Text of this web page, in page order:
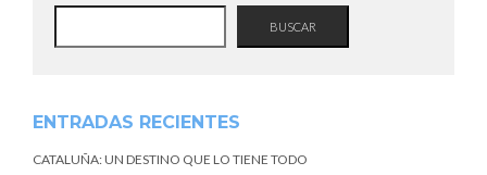
BUSCAR
ENTRADAS RECIENTES
CATALUÑA: UN DESTINO QUE LO TIENE TODO